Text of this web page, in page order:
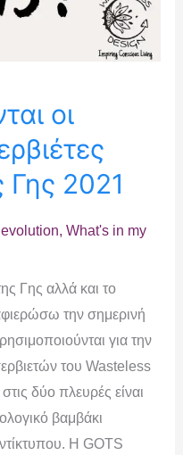
οι
2021
, What's in my
Γης αλλά και το
την σημερινή
για την
του Wasteless
δύο πλευρές είναι
βαμβάκι
Η GOTS